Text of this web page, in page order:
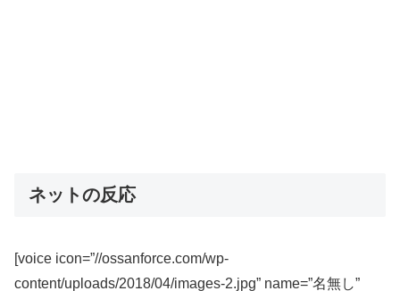
ネットの反応
[voice icon=”//ossanforce.com/wp-
content/uploads/2018/04/images-2.jpg” name=”名無し”